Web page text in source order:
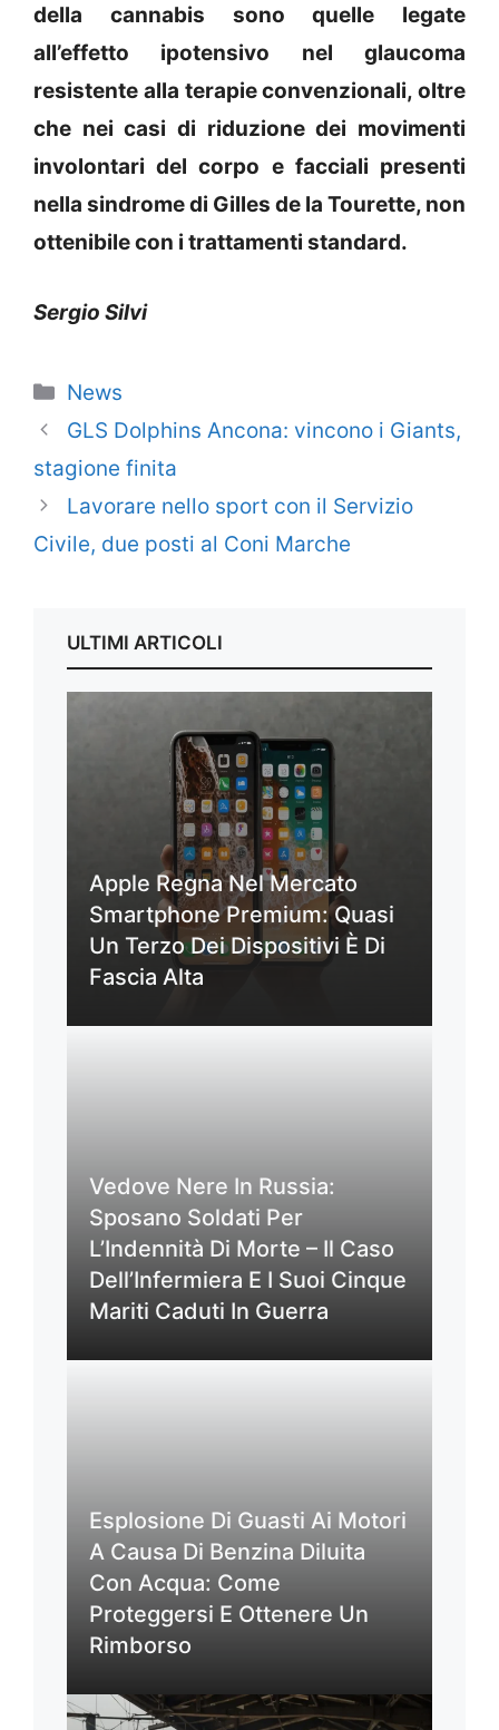
della cannabis sono quelle legate
all’effetto ipotensivo nel glaucoma
resistente alla terapie convenzionali, oltre
che nei casi di riduzione dei movimenti
involontari del corpo e facciali presenti
nella sindrome di Gilles de la Tourette, non
ottenibile con i trattamenti standard.
Sergio Silvi
Categorie
News
GLS Dolphins Ancona: vincono i Giants,
stagione finita
Lavorare nello sport con il Servizio
Civile, due posti al Coni Marche
ULTIMI ARTICOLI
Apple Regna Nel Mercato
Smartphone Premium: Quasi
Un Terzo Dei Dispositivi È Di
Fascia Alta
Vedove Nere In Russia:
Sposano Soldati Per
L’Indennità Di Morte – Il Caso
Dell’Infermiera E I Suoi Cinque
Mariti Caduti In Guerra
Esplosione Di Guasti Ai Motori
A Causa Di Benzina Diluita
Con Acqua: Come
Proteggersi E Ottenere Un
Rimborso